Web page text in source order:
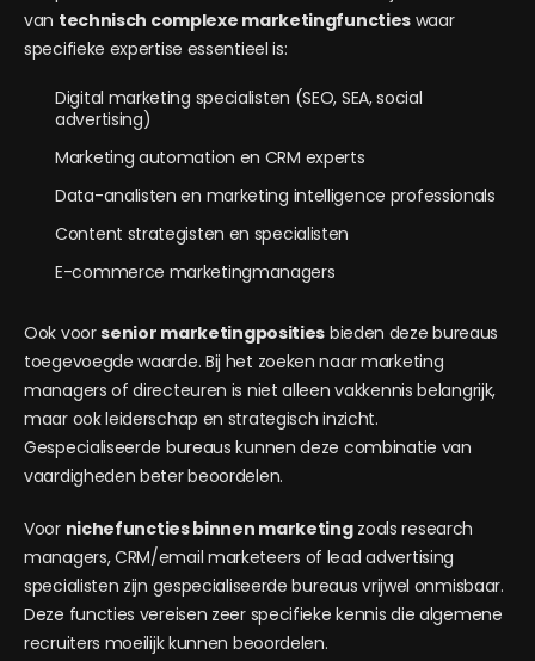
van technisch complexe marketingfuncties waar
specifieke expertise essentieel is:
Digital marketing specialisten (SEO, SEA, social
advertising)
Marketing automation en CRM experts
Data-analisten en marketing intelligence professionals
Content strategisten en specialisten
E-commerce marketingmanagers
Ook voorsenior marketingposities bieden deze bureaus
toegevoegde waarde. Bij het zoeken naar marketing
managers of directeuren is niet alleen vakkennis belangrijk,
maar ook leiderschap en strategisch inzicht.
Gespecialiseerde bureaus kunnen deze combinatie van
vaardigheden beter beoordelen.
Voor nichefuncties binnen marketingzoals research
managers, CRM/email marketeers of lead advertising
specialisten zijn gespecialiseerde bureaus vrijwel onmisbaar.
Deze functies vereisen zeer specifieke kennis die algemene
recruiters moeilijk kunnen beoordelen.